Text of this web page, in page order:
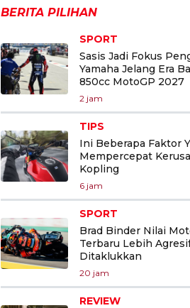
BERITA PILIHAN
SPORT
Sasis Jadi Fokus
Yamaha Jelang Era
850cc MotoGP 2027
2 jam
TIPS
Ini Beberapa Faktor
Mempercepat
Kopling
6 jam
SPORT
Brad Binder Nilai
Terbaru Lebih
Ditaklukkan
20 jam
REVIEW